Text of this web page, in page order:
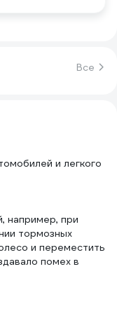
Все
и легкого
например, при
тормозных
и переместить
помех в